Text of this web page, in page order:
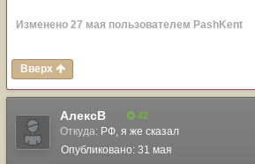
Изменено 27 мая пользователем PashKent
Вверх
АлексВ 42
Откуда: РФ, я же сказал
Опубликовано: 31 мая